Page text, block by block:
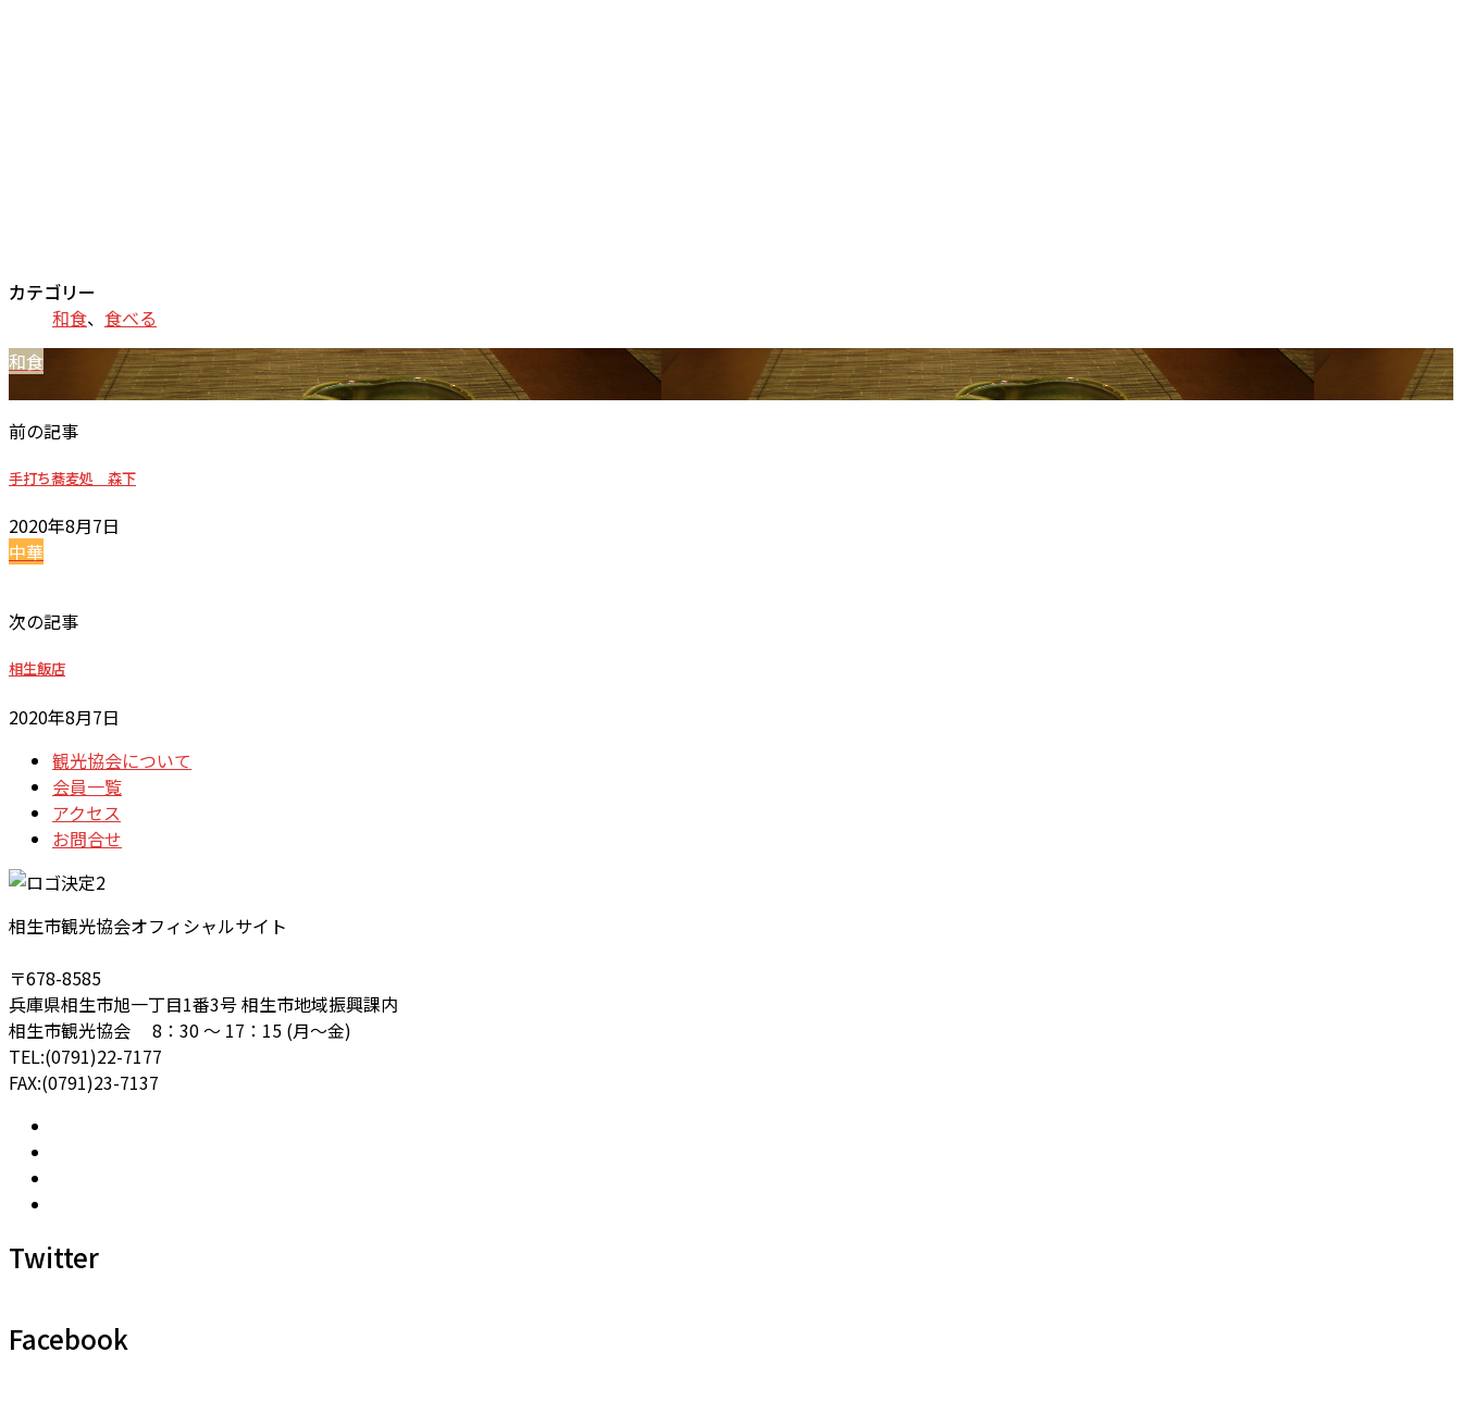
カテゴリー
和食、 食べる
和食
前の記事
手打ち蕎麦処 森下
2020年8月7日
中華
次の記事
相生飯店
2020年8月7日
観光協会について
会員一覧
アクセス
お問合せ
相生市観光協会オフィシャルサイト
〒678-8585
兵庫県相生市旭一丁目1番3号 相生市地域振興課内
相生市観光協会 8：30 ～ 17：15 (月～金)
TEL:(0791)22-7177
FAX:(0791)23-7137
Twitter
Facebook